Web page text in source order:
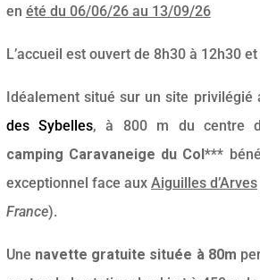
en été du 06/06/26 au 13/09/26
L’accueil est ouvert de 8h30 à 12h30
Idéalement situé sur un site
des Sybelles, à 800 m du centre
camping Caravaneige du Col***
exceptionnel face aux Aiguilles d’Arves
France).
Une navette gratuite située à 80m